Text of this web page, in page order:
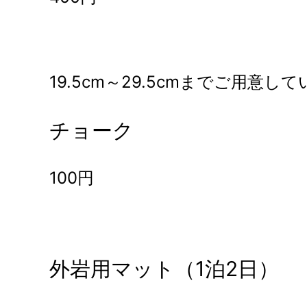
19.5cm～29.5cmまでご用意して
チョーク
100円
外岩用マット（1泊2日）